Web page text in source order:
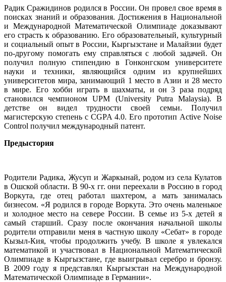
Радик Сражидинов родился в России. Он провел свое время в
поисках знаний и образования. Достижения в Национальной
и Международной Математической Олимпиаде доказывают
его страсть к образованию. Его образовательный, культурный
и социальный опыт в России, Кыргызстане и Малайзии будет
по-другому помогать ему справляться с любой задачей. Он
получил полную стипендию в Гонконгском университете
науки и техники, являющийся одним из крупнейших
университетов мира, занимающий 1 место в Азии и 28 место
в мире. Его хобби играть в шахматы, и он 3 раза подряд
становился чемпионом UPM (University Putra Malaysia). В
детстве он видел трудности своей семьи. Получил
магистерскую степень с CGPA 4.0. Его прототип Active Noise
Control получил международный патент.
Предыстория
Родители Радика, Жусуп и Жаркынай, родом из села Кулатов
в Ошской области. В 90-х гг. они переехали в Россию в город
Воркута, где отец работал шахтером, а мать занималась
бизнесом. «Я родился в городе Воркута. Это очень маленькое
и холодное место на севере России. В семье из 5-х детей я
самый старший. Сразу после окончания начальной школы
родители отправили меня в частную школу «Себат» в городе
Кызыл-Кия, чтобы продолжить учебу. В школе я увлекался
математикой и участвовал в Национальной Математической
Олимпиаде в Кыргызстане, где выигрывал серебро и бронзу.
В 2009 году я представлял Кыргызстан на Международной
Математической Олимпиаде в Германии».